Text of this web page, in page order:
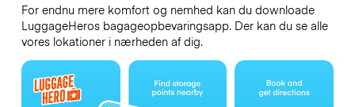
For endnu mere komfort og nemhed kan du downloade
LuggageHeros bagageopbevaringsapp. Der kan du se alle
vores lokationer i nærheden af dig.